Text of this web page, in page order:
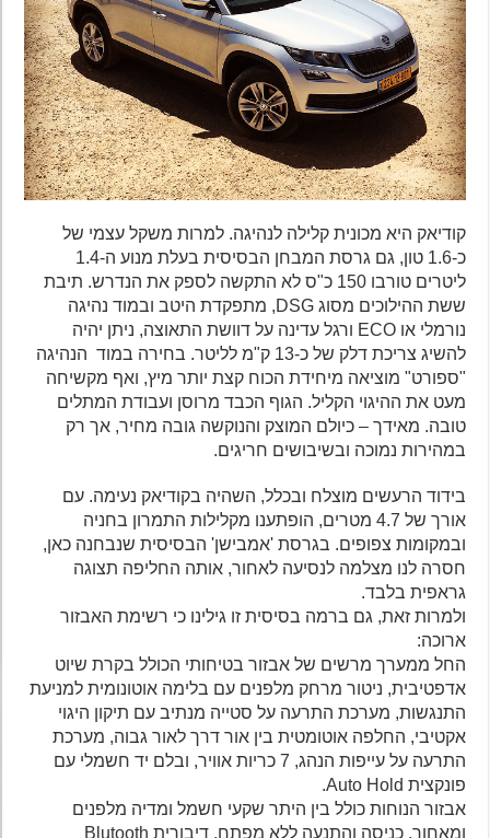
קודיאק היא מכונית קלילה לנהיגה. למרות משקל עצמי של
כ-1.6 טון, גם גרסת המבחן הבסיסית בעלת מנוע ה-1.4
ליטרים טורבו 150 כ"ס לא התקשה לספק את הנדרש. תיבת
ששת ההילוכים מסוג DSG, מתפקדת היטב ובמוד נהיגה
נורמלי או ECO ורגל עדינה על דוושת התאוצה, ניתן יהיה
להשיג צריכת דלק של כ-13 ק"מ לליטר. בחירה במוד הנהיגה
"ספורט" מוציאה מיחידת הכוח קצת יותר מיץ, ואף מקשיחה
מעט את ההיגוי הקליל. הגוף הכבד מרוסן ועבודת המתלים
טובה. מאידך – כיולם המוצק והנוקשה גובה מחיר, אך רק
במהירות נמוכה ובשיבושים חריגים.
בידוד הרעשים מוצלח ובכלל, השהיה בקודיאק נעימה. עם
אורך של 4.7 מטרים, הופתענו מקלילות התמרון בחניה
ובמקומות צפופים. בגרסת 'אמבישן' הבסיסית שנבחנה כאן,
חסרה לנו מצלמה לנסיעה לאחור, אותה החליפה תצוגה
גראפית בלבד.
ולמרות זאת, גם ברמה בסיסית זו גילינו כי רשימת האבזור
ארוכה:
החל ממערך מרשים של אבזור בטיחותי הכולל בקרת שיוט
אדפטיבית, ניטור מרחק מלפנים עם בלימה אוטונומית למניעת
התנגשות, מערכת התרעה על סטייה מנתיב עם תיקון היגוי
אקטיבי, החלפה אוטומטית בין אור דרך לאור גבוה, מערכת
התרעה על עייפות הנהג, 7 כריות אוויר, ובלם יד חשמלי עם
פונקצית Auto Hold.
אבזור הנוחות כולל בין היתר שקעי חשמל ומדיה מלפנים
ומאחור, כניסה והתנעה ללא מפתח, דיבורית Blutooth